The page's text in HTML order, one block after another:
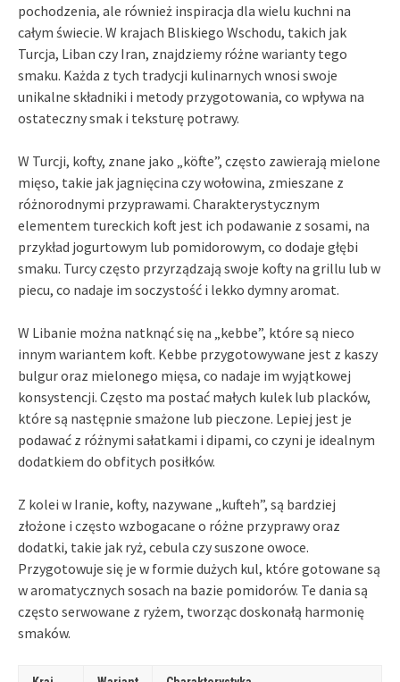
pochodzenia, ale również inspiracja dla wielu kuchni na
całym świecie. W krajach Bliskiego Wschodu, takich jak
Turcja, Liban czy Iran, znajdziemy różne warianty tego
smaku. Każda z tych tradycji kulinarnych wnosi swoje
unikalne składniki i metody przygotowania, co wpływa na
ostateczny smak i teksturę potrawy.
W Turcji, kofty, znane jako „köfte”, często zawierają mielone
mięso, takie jak jagnięcina czy wołowina, zmieszane z
różnorodnymi przyprawami. Charakterystycznym
elementem tureckich koft jest ich podawanie z sosami, na
przykład jogurtowym lub pomidorowym, co dodaje głębi
smaku. Turcy często przyrządzają swoje kofty na grillu lub w
piecu, co nadaje im soczystość i lekko dymny aromat.
W Libanie można natknąć się na „kebbe”, które są nieco
innym wariantem koft. Kebbe przygotowywane jest z kaszy
bulgur oraz mielonego mięsa, co nadaje im wyjątkowej
konsystencji. Często ma postać małych kulek lub placków,
które są następnie smażone lub pieczone. Lepiej jest je
podawać z różnymi sałatkami i dipami, co czyni je idealnym
dodatkiem do obfitych posiłków.
Z kolei w Iranie, kofty, nazywane „kufteh”, są bardziej
złożone i często wzbogacane o różne przyprawy oraz
dodatki, takie jak ryż, cebula czy suszone owoce.
Przygotowuje się je w formie dużych kul, które gotowane są
w aromatycznych sosach na bazie pomidorów. Te dania są
często serwowane z ryżem, tworząc doskonałą harmonię
smaków.